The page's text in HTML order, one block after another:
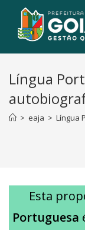
Língua
> eaja > Língua
Esta
Portuguesa